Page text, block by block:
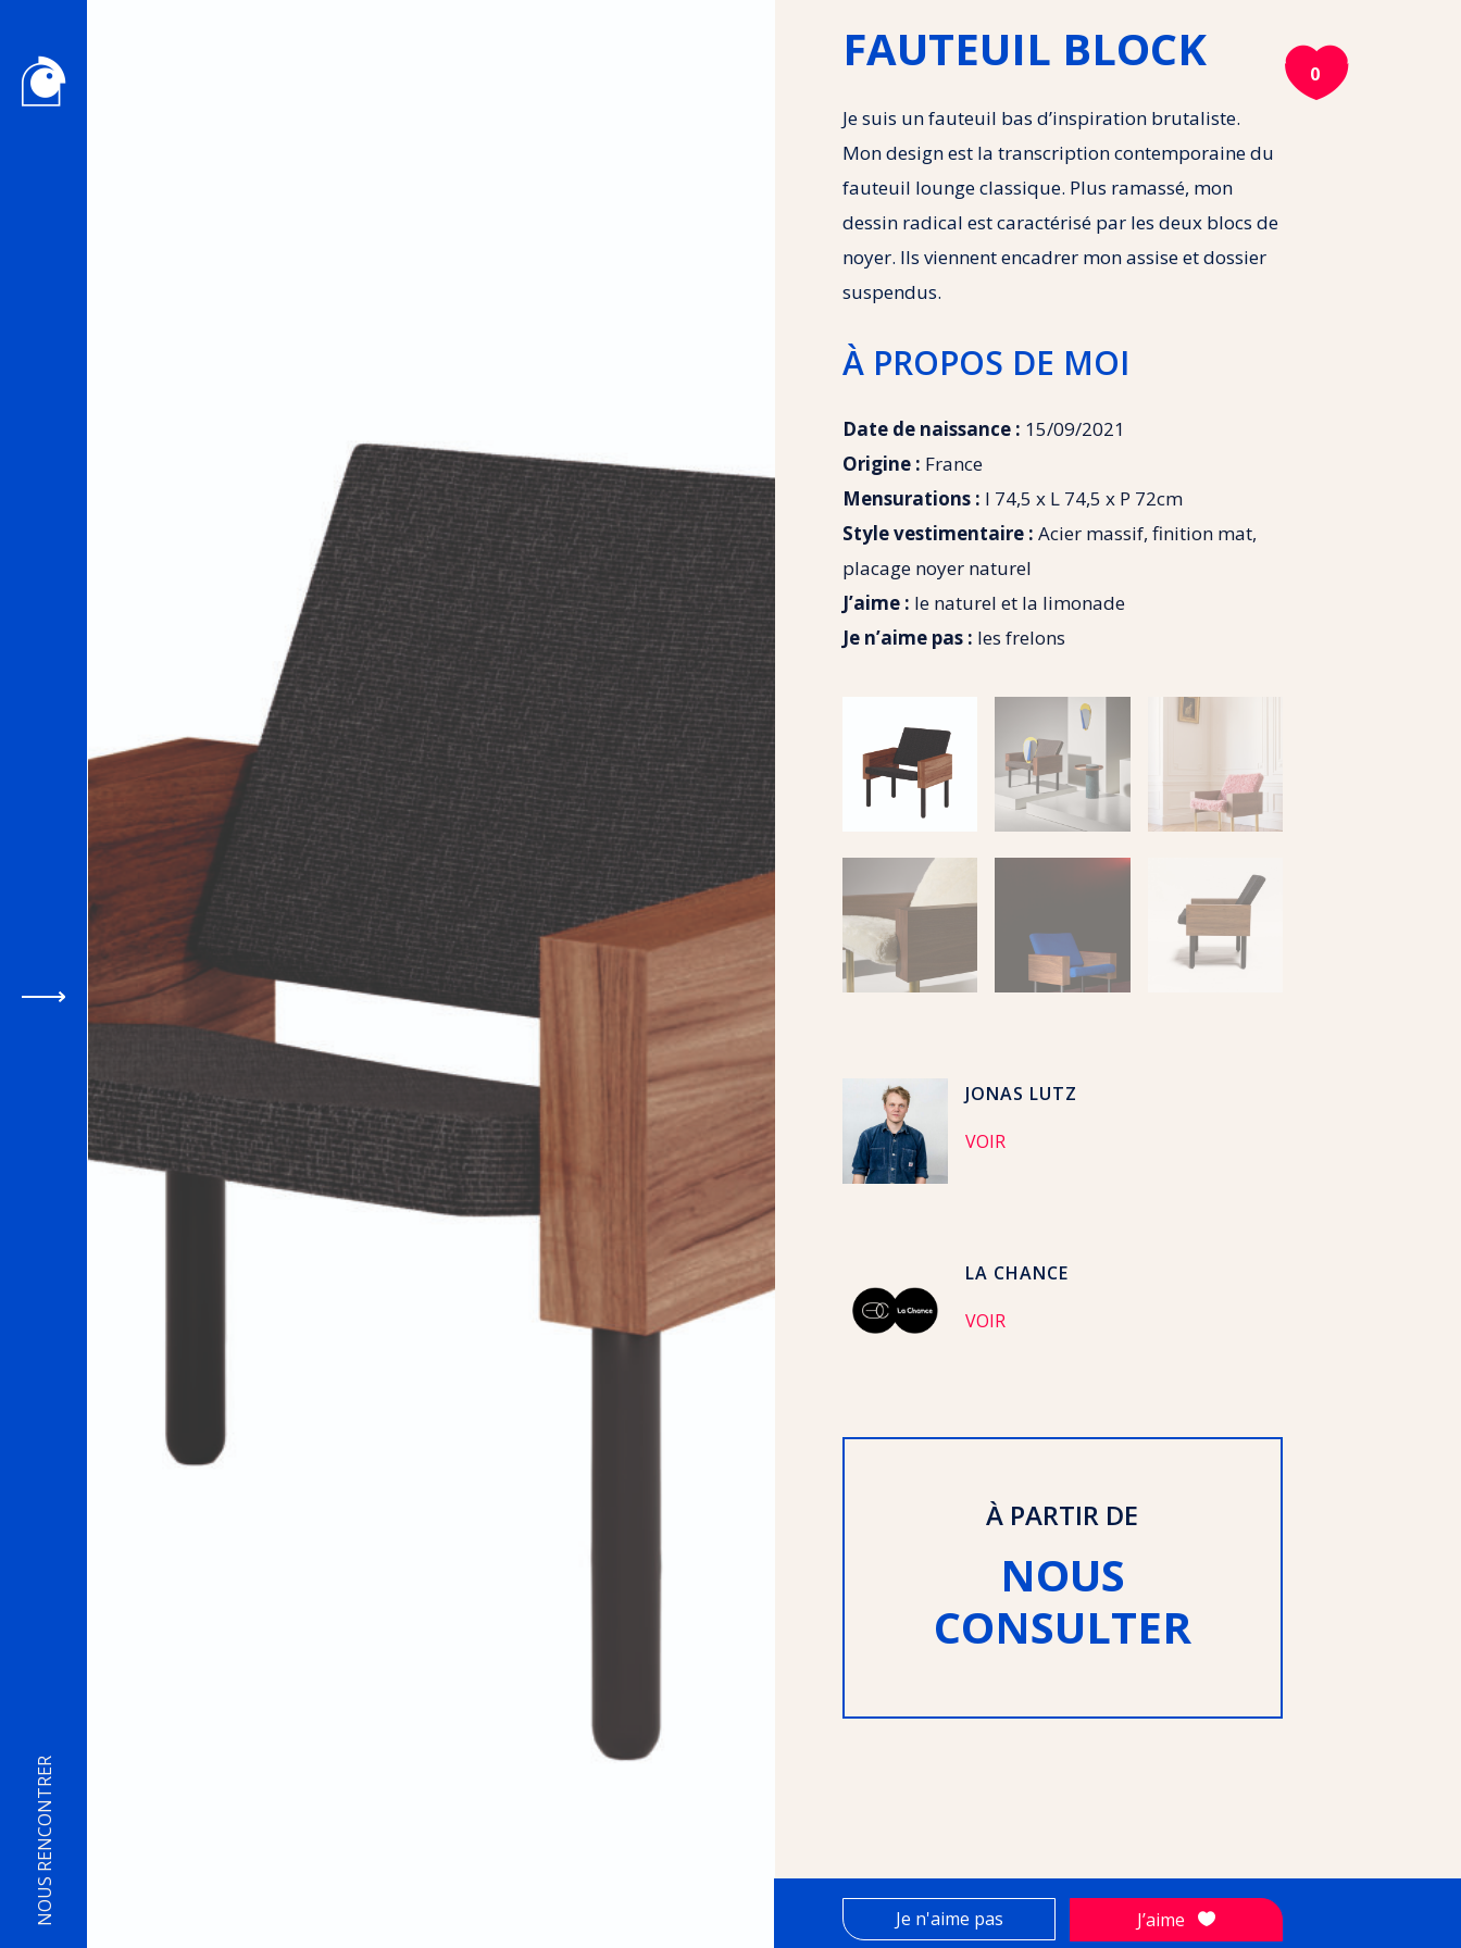
NOUS RENCONTRER

0
FAUTEUIL BLOCK
Je suis un fauteuil bas d’inspiration brutaliste.
Mon design est la transcription contemporaine du
fauteuil lounge classique. Plus ramassé, mon
dessin radical est caractérisé par les deux blocs de
noyer. Ils viennent encadrer mon assise et dossier
suspendus.
À PROPOS DE MOI
Date de naissance : 15/09/2021
Origine : France
Mensurations : l 74,5 x L 74,5 x P 72cm
Style vestimentaire :Acier massif, finition mat,
placage noyer naturel
J’aime : le naturel et la limonade
Je n’aime pas : les frelons
JONAS LUTZ
VOIR
LA CHANCE
VOIR
À PARTIR DE
NOUS
CONSULTER
Je n'aime pas J’aime 